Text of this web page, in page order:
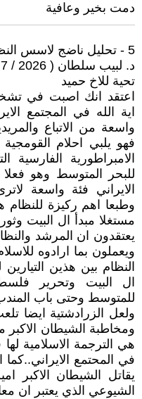
دمت بخير وعافية
5 - تحليل ناضج لاسس النظام الايراني
د. لبيب سلطان ( 2026 / 7 / 3 - 03:42 )
تحية للاخ حميد
اعتقد انك اصبت في
اية الله في المجتمع
واسعة من الاتباع
فهو يلبي احلام
الامبراطورية الفارسية
للبحر المتوسط وهو
الايراني فئة واسعة
وطبعا اهم ركيزة
مستغلا مبدأ ال البيت
يعتقدون ان المرشد
ويعملون بما ارادوه
النظام بين هذين
ال البيت وتحرير
للمتوسط وحتى باب
ولعل الزرادشتية ايضا
ومخاطبة الشيطان
هي الترجمة الاسلامية
في المحتمع
يقاتل الشيطان الاكبر
الشيوعي الذي يعتبر ان